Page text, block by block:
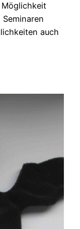
Möglichkeit
auch